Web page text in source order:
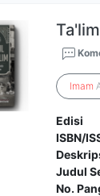
Imam
Edisi
ISBN/
Judul
No.